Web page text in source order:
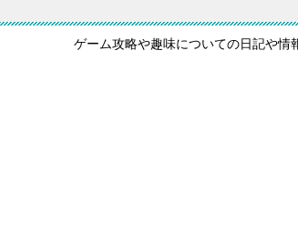
ゲーム攻略や趣味についての日記や情